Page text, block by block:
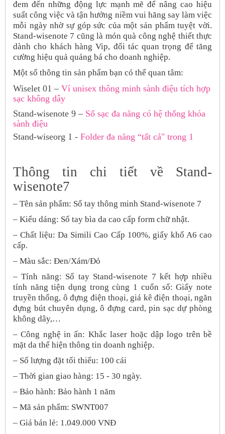
đem đến những động lực mạnh mẽ để nâng cao hiệu
suất công việc và tận hưởng niềm vui hăng say làm việc
mỗi ngày nhờ sự góp sức của một sản phẩm tuyệt vời.
Stand-wisenote 7 cũng là món quà công nghệ thiết thực
dành cho khách hàng Vip, đối tác quan trọng để tăng
cường hiệu quả quảng bá cho doanh nghiệp.
Một số thông tin sản phẩm bạn có thể quan tâm:
Wiselet 01 – Ví unisex thông minh sành điệu tích hợp
sạc không dây
Stand-wisenote 9 – Sổ sạc đa năng có hệ thống khóa
sành điệu
Stand-wiseorg 1 - Folder đa năng “tất cả" trong 1
Thông tin chi tiết về Stand-
wisenote7
– Tên sản phẩm: Sổ tay thông minh Stand-wisenote 7
– Kiểu dáng: Sổ tay bìa da cao cấp form chữ nhật.
– Chất liệu:Da Simili Cao Cấp 100%, giấy khổ A6 cao
cấp.
– Màu sắc: Đen/Xám/Đỏ
– Tính năng: Sổ tay Stand-wisenote 7 kết hợp nhiều
tính năng tiện dụng trong cùng 1 cuốn sổ: Giấy note
truyền thống, ô đựng điện thoại, giá kê điện thoại, ngăn
đựng bút chuyên dụng, ô đựng card, pin sạc dự phòng
không dây,…
– Công nghệ in ấn: Khắc laser hoặc dập logo trên bề
mặt da thể hiện thông tin doanh nghiệp.
– Số lượng đặt tối thiểu: 100 cái
– Thời gian giao hàng: 15 - 30 ngày.
– Bảo hành: Bảo hành 1 năm
– Mã sản phẩm: SWNT007
– Giá bán lẻ: 1.049.000 VNĐ